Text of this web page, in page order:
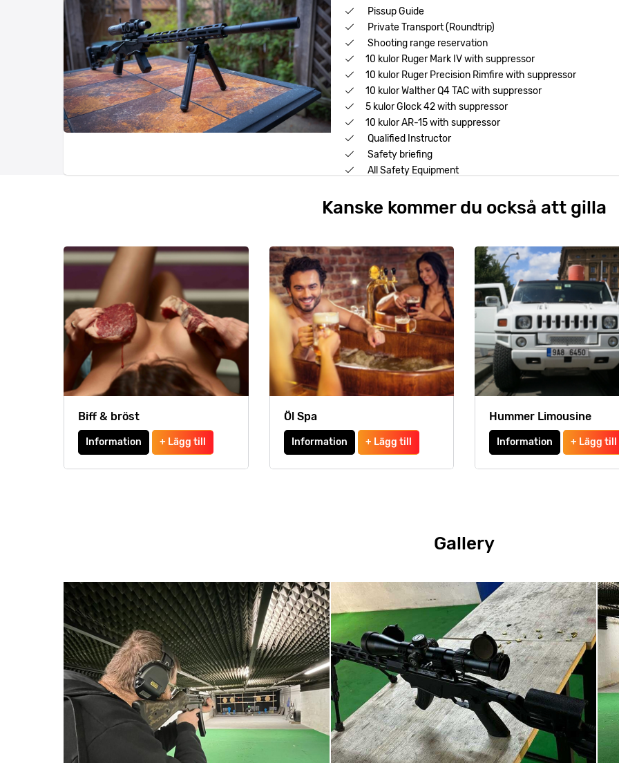
Pissup Guide
Private Transport (Roundtrip)
Shooting range reservation
10 kulor Ruger Mark IV with suppressor
10 kulor Ruger Precision Rimfire with suppressor
10 kulor Walther Q4 TAC with suppressor
5 kulor Glock 42 with suppressor
10 kulor AR-15 with suppressor
Qualified Instructor
Safety briefing
All Safety Equipment
Kanske kommer du också att gilla
Biff & bröst
Information + Lägg till
Öl Spa
Information + Lägg till
Hummer Limousine
Information + Lägg till
Gallery